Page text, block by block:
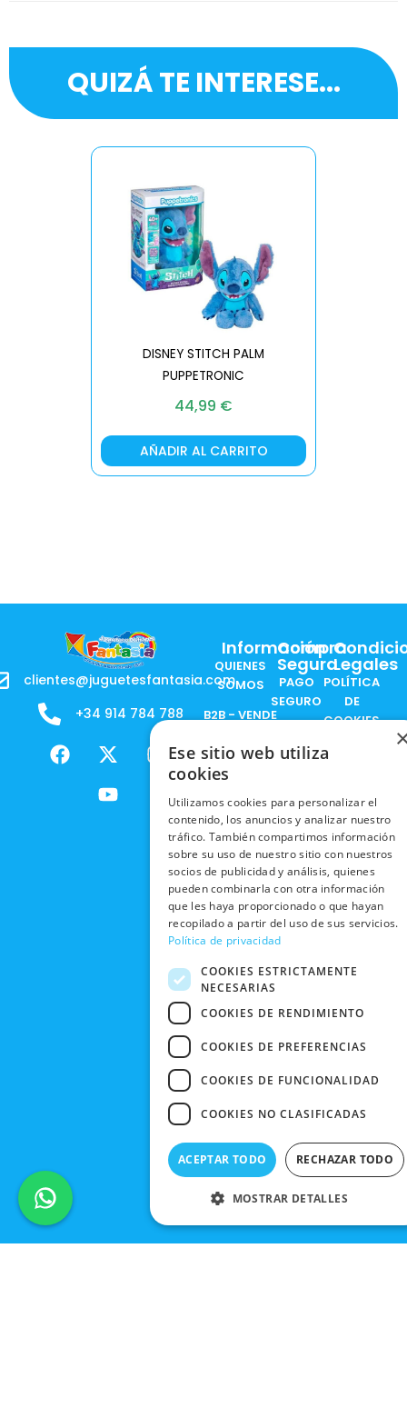
QUIZÁ TE INTERESE...
DISNEY STITCH PALM
PUPPETRONIC
44,99 €
AÑADIR AL CARRITO
clientes@juguetesfantasia.com
+34 914 784 788
F
a
X
-
t
w
m
Y
o
u
t
Información
QUIENES
SOMOS
B2B - VENDE
PRODUCTOS
RESPONSABILIDAD
SOCIAL
TRABAJA
CON
NOSOTROS
NUESTRAS
TIENDAS
BLACK
FRIDAY
Compra
Segura
PAGO
SEGURO
NACIONALES
INTERNACIONALES
RECOGIDA
EN TIENDA
DEVOLUCIONES
Y CAMBIOS
CANCELAR
PEDIDO
Legales
POLÍTICA
DE
COOKIES
POLÍTICAS
EN RRSS
POLÍTICA DE
PRIVACIDAD
CONDICIONES
DE COMPRA
Ese sitio web utiliza
cookies
Utilizamos cookies para personalizar el
contenido, los anuncios y analizar nuestro
tráfico. También compartimos información
sobre su uso de nuestro sitio con nuestros
socios de publicidad y análisis, quienes
pueden combinarla con otra información
que les haya proporcionado o que hayan
recopilado a partir del uso de sus servicios.
Política de privacidad
COOKIES ESTRICTAMENTE
NECESARIAS
COOKIES DE RENDIMIENTO
COOKIES DE PREFERENCIAS
COOKIES DE FUNCIONALIDAD
COOKIES NO CLASIFICADAS
ACEPTAR TODO RECHAZAR TODO
MOSTRAR DETALLES